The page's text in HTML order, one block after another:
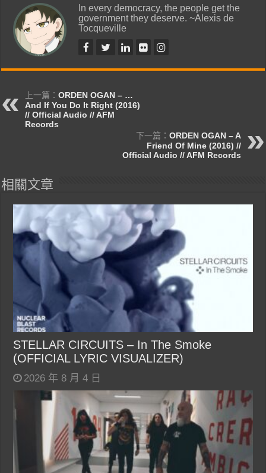
In every democracy, the people get the
government they deserve. ~Alexis de
Tocqueville
上一篇：ORDEN OGAN – …
And If You Do It Right (2016)
// Official Audio // AFM
Records
下一篇： ORDEN OGAN – A
Friend Of Mine (2016) //
Official Audio // AFM Records
相關文章
STELLAR CIRCUITS – In The Smoke
(OFFICIAL LYRIC VISUALIZER)
2026 年 8 月 4 日